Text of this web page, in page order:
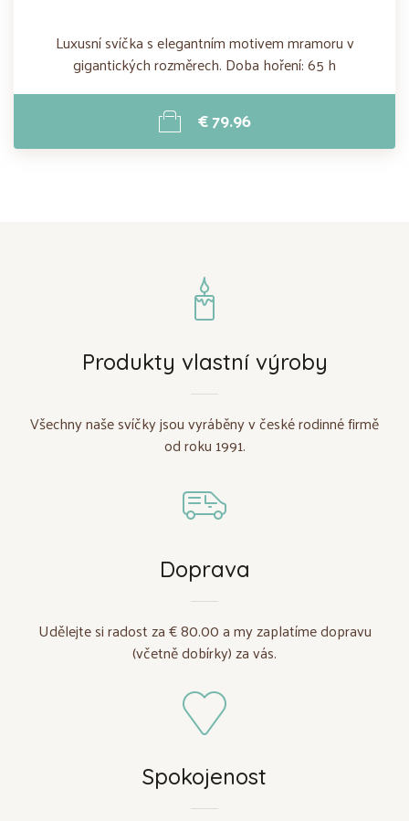
Luxusní svíčka s elegantním motivem mramoru v
gigantických rozměrech. Doba hoření: 65 h
€ 79.96
Produkty vlastní výroby
Všechny naše svíčky jsou vyráběny v české rodinné firmě
od roku 1991.
Doprava
Udělejte si radost za € 80.00 a my zaplatíme dopravu
(včetně dobírky) za vás.
Spokojenost